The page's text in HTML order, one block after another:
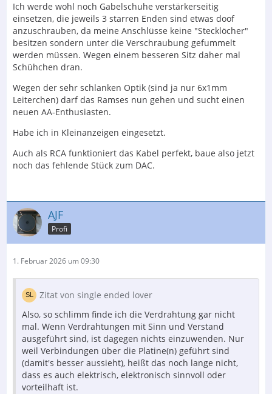
Ich werde wohl noch Gabelschuhe verstärkerseitig
einsetzen, die jeweils 3 starren Enden sind etwas doof
anzuschrauben, da meine Anschlüsse keine "Stecklöcher"
besitzen sondern unter die Verschraubung gefummelt
werden müssen. Wegen einem besseren Sitz daher mal
Schühchen dran.
Wegen der sehr schlanken Optik (sind ja nur 6x1mm
Leiterchen) darf das Ramses nun gehen und sucht einen
neuen AA-Enthusiasten.
Habe ich in Kleinanzeigen eingesetzt.
Auch als RCA funktioniert das Kabel perfekt, baue also jetzt
noch das fehlende Stück zum DAC.
AJF
Profi
1. Februar 2026 um 09:30
Zitat von single ended lover
Also, so schlimm finde ich die Verdrahtung gar nicht
mal. Wenn Verdrahtungen mit Sinn und Verstand
ausgeführt sind, ist dagegen nichts einzuwenden. Nur
weil Verbindungen über die Platine(n) geführt sind
(damit's besser aussieht), heißt das noch lange nicht,
dass es auch elektrisch, elektronisch sinnvoll oder
vorteilhaft ist.